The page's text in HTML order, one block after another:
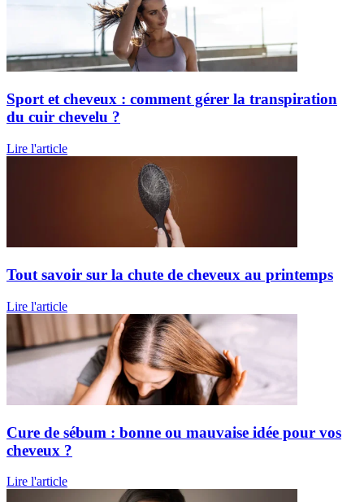
Sport et cheveux : comment gérer la transpiration
du cuir chevelu ?
Lire l'article
Tout savoir sur la chute de cheveux au printemps
Lire l'article
Cure de sébum : bonne ou mauvaise idée pour vos
cheveux ?
Lire l'article